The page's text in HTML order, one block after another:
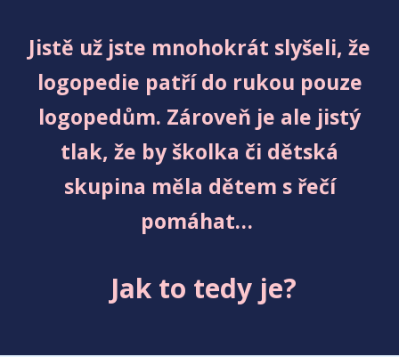
Jistě už jste mnohokrát slyšeli, že
logopedie patří do rukou pouze
logopedům. Zároveň je ale jistý
tlak, že by školka či dětská
skupina měla dětem s řečí
pomáhat…
Jak to tedy je?